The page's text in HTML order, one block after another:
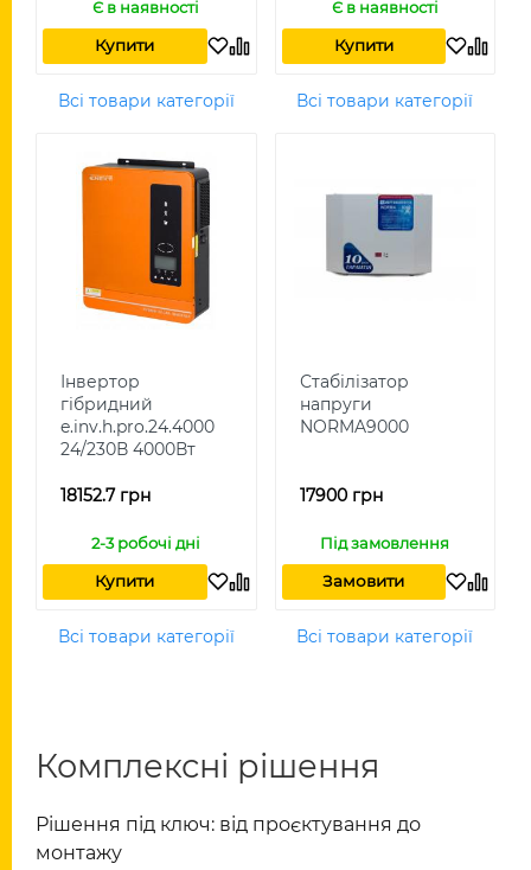
Є в наявності
Купити
Всі товари категорії
Є в наявності
Купити
Всі товари категорії
Інвертор
гібридний
e.inv.h.pro.24.4000
24/230В 4000Вт
18152.7 грн
2-3 робочі дні
Купити
Всі товари категорії
Стабілізатор
напруги
NORMA9000
17900 грн
Під замовлення
Замовити
Всі товари категорії
Комплексні рішення
Рішення під ключ: від проєктування до
монтажу